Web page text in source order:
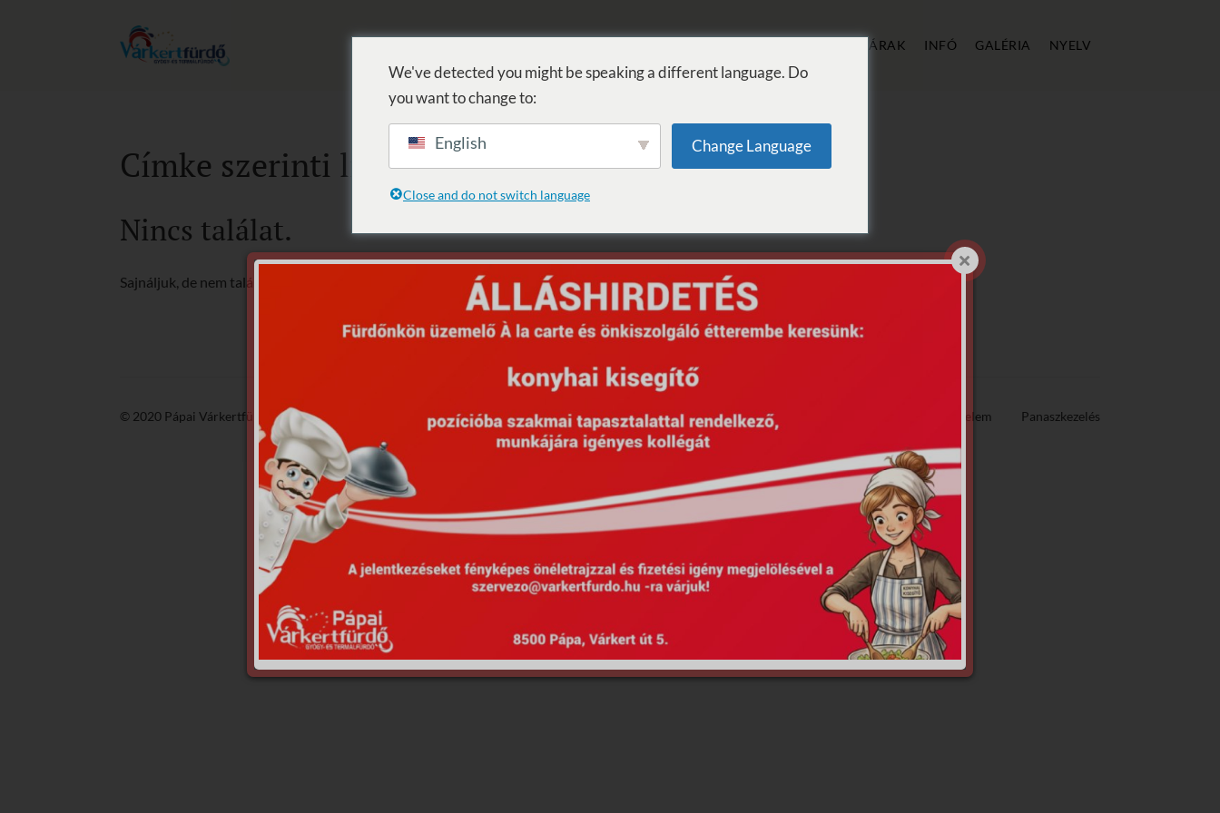
ÁRAK INFÓ GALÉRIA NYELV
Címke szerinti lista: Tomi
Nincs találat.
Sajnáljuk, de nem található, amit keresett.
© 2020 Pápai Várkertfürdő -GyGaTech' Hirdetmények EU Projektek Adatvédelem Panaszkezelés
We've detected you might be speaking a different language. Do
you want to change to:
English Change Language
Close and do not switch language